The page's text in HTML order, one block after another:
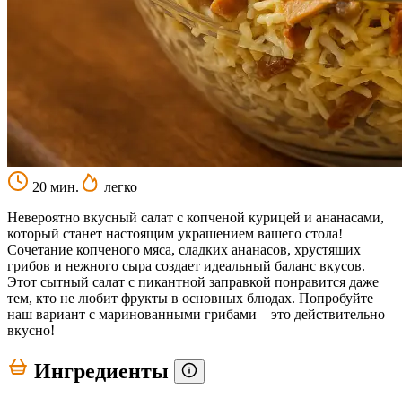
20 мин.
легко
Невероятно вкусный салат с копченой курицей и ананасами,
который станет настоящим украшением вашего стола!
Сочетание копченого мяса, сладких ананасов, хрустящих
грибов и нежного сыра создает идеальный баланс вкусов.
Этот сытный салат с пикантной заправкой понравится даже
тем, кто не любит фрукты в основных блюдах. Попробуйте
наш вариант с маринованными грибами – это действительно
вкусно!
Ингредиенты